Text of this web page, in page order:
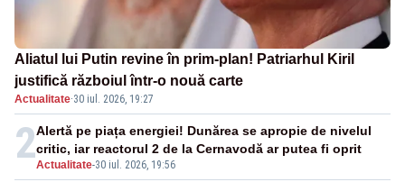
Aliatul lui Putin revine în prim-plan! Patriarhul Kiril
justifică războiul într-o nouă carte
Actualitate·30 iul. 2026, 19:27
2Actualitate-30 iul. 2026, 19:56
Alertă pe piața energiei! Dunărea se apropie de nivelul
critic, iar reactorul 2 de la Cernavodă ar putea fi oprit